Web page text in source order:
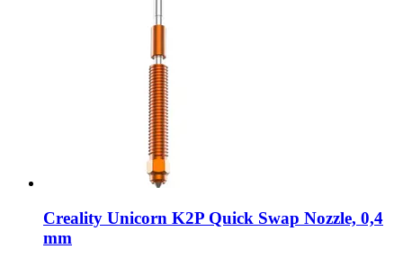
Creality Unicorn K2P Quick Swap Nozzle, 0,4
mm